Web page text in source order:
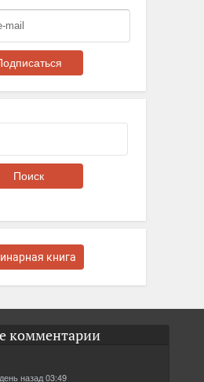
книга
комментарии
день назад 03:49